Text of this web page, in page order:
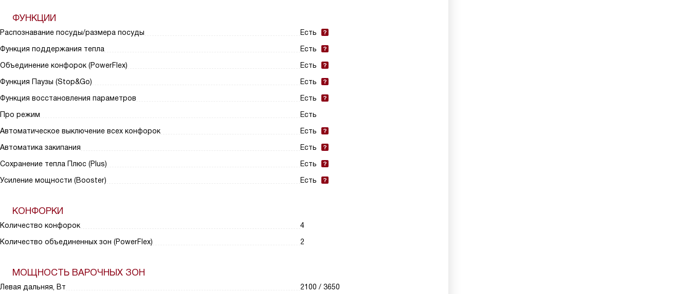
ФУНКЦИИ
Распознавание посуды/размера посуды
Есть
Функция поддержания тепла
Есть
Объединение конфорок (PowerFlex)
Есть
Функция Паузы (Stop&Go)
Есть
Функция восстановления параметров
Есть
Про режим
Есть
Автоматическое выключение всех конфорок
Есть
Автоматика закипания
Есть
Сохранение тепла Плюс (Plus)
Есть
Усиление мощности (Booster)
Есть
КОНФОРКИ
Количество конфорок
4
Количество объединенных зон (PowerFlex)
2
МОЩНОСТЬ ВАРОЧНЫХ ЗОН
Левая дальняя, Вт
2100 / 3650